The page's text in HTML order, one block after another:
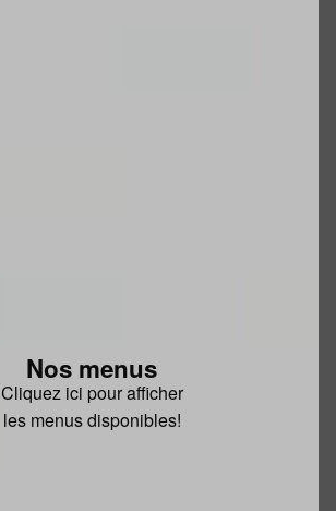
Nos menus
Cliquez ici pour afficher
les menus disponibles!